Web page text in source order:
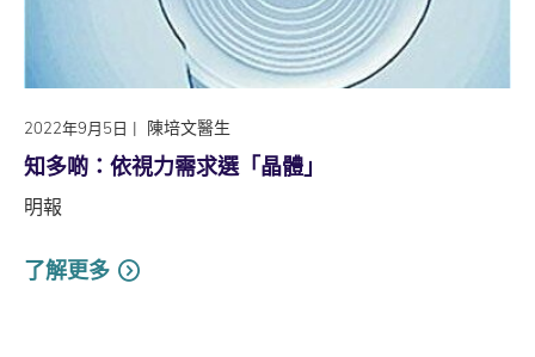
2022年9月5日 | 陳培文醫生
知多啲：依視力需求選「晶體」
明報
了解更多